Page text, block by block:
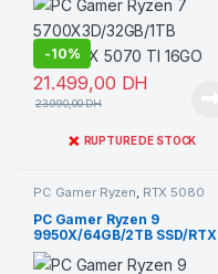
-10%
21.499,00 DH
23.990,00DH
❌ RUPTURE DE STOCK
PC Gamer Ryzen RTX 5080
PC Gamer Ryzen 9
9950X/64GB/2TB SSD/RTX
5080 16GO